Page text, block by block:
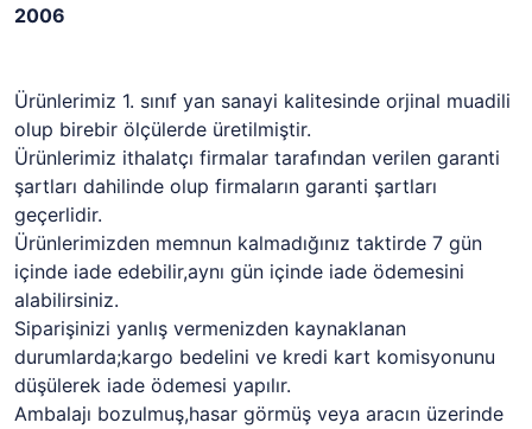
2006
Ürünlerimiz 1. sınıf yan sanayi kalitesinde orjinal muadili
olup birebir ölçülerde üretilmiştir.
Ürünlerimiz ithalatçı firmalar tarafından verilen garanti
şartları dahilinde olup firmaların garanti şartları
geçerlidir.
Ürünlerimizden memnun kalmadığınız taktirde 7 gün
içinde iade edebilir,aynı gün içinde iade ödemesini
alabilirsiniz.
Siparişinizi yanlış vermenizden kaynaklanan
durumlarda;kargo bedelini ve kredi kart komisyonunu
düşülerek iade ödemesi yapılır.
Ambalajı bozulmuş,hasar görmüş veya aracın üzerinde